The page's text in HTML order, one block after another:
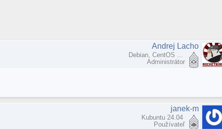
Andrej Lacho
Debian, CentOS ...
Administrátor
janek-m
Kubuntu 24.04
Používateľ